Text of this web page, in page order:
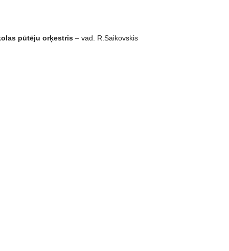
pūtēju orķestris – vad. R.Saikovskis